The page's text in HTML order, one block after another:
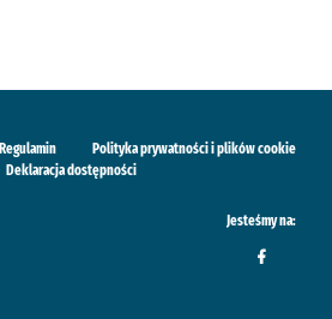
Regulamin
Polityka prywatności i plików cookie
Deklaracja dostępności
Jesteśmy na: